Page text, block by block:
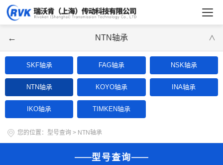
← NTN轴承 ∨
SKF轴承 FAG轴承 NSK轴承
NTN轴承 KOYO轴承 INA轴承
IKO轴承 TIMKEN轴承
您的位置： 型号查询 > NTN轴承
型号查询